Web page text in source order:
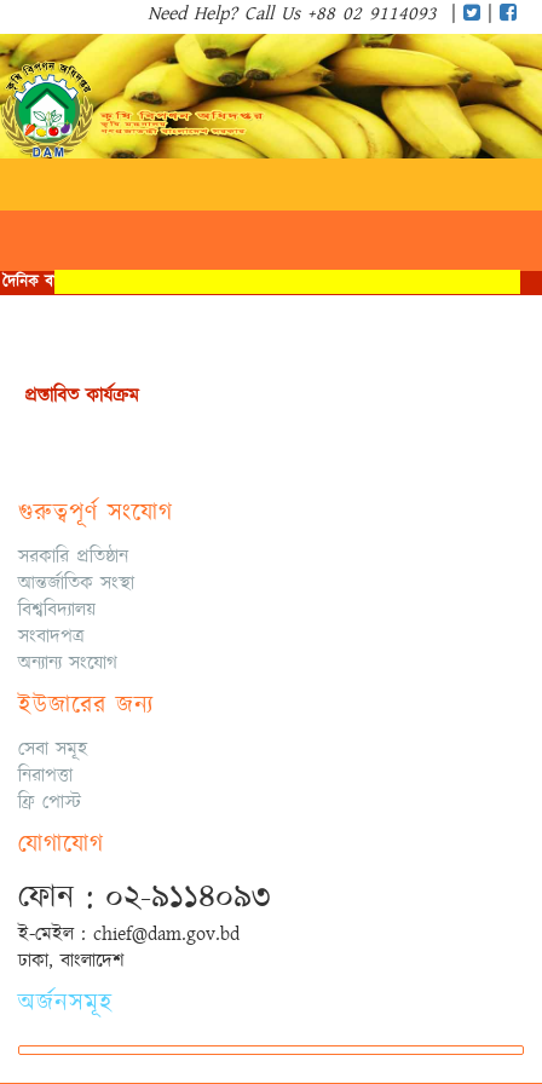
Need Help? Call Us +88 02 9114093 | |
প্রস্তাবিত কার্যক্রম
গুরুত্বপূর্ণ সংযোগ
সরকারি প্রতিষ্ঠান
আন্তর্জাতিক সংস্থা
বিশ্ববিদ্যালয়
সংবাদপত্র
অন্যান্য সংযোগ
ইউজারের জন্য
সেবা সমূহ
নিরাপত্তা
ফ্রি পোস্ট
যোগাযোগ
ফোন : ০২-৯১১৪০৯৩
ই-মেইল : chief@dam.gov.bd
ঢাকা, বাংলাদেশ
অর্জনসমূহ